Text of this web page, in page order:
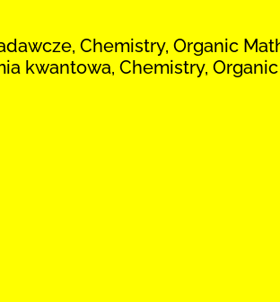
Chemistry, Organic
kwantowa, Chemistry,